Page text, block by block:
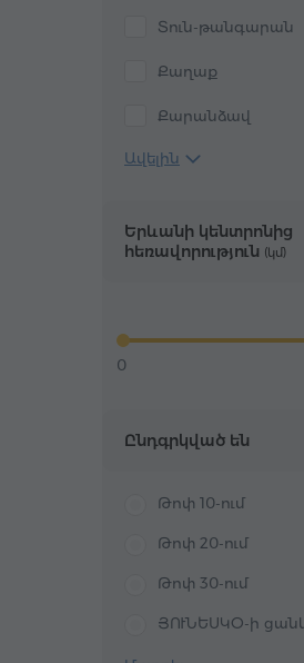
Տուն-թանգարան
Քաղաք
Քարանձավ
Ավելին
Երևանի կենտրոնից
հեռավորություն (կմ)
0
Ընդգրկված են
Թոփ 10-ում
Թոփ 20-ում
Թոփ 30-ում
ՅՈՒՆԵՍԿՕ-ի